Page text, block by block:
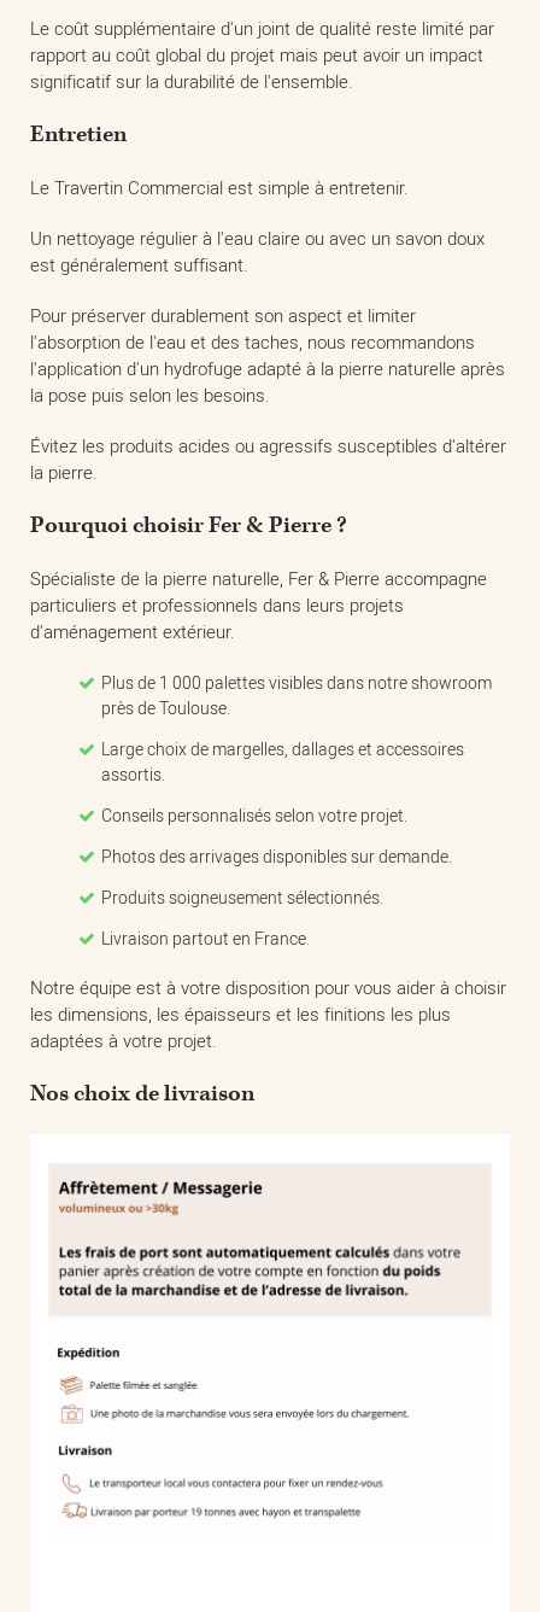
Le coût supplémentaire d'un joint de qualité reste limité par
rapport au coût global du projet mais peut avoir un impact
significatif sur la durabilité de l'ensemble.
Entretien
Le Travertin Commercial est simple à entretenir.
Un nettoyage régulier à l'eau claire ou avec un savon doux
est généralement suffisant.
Pour préserver durablement son aspect et limiter
l'absorption de l'eau et des taches, nous recommandons
l'application d'un hydrofuge adapté à la pierre naturelle après
la pose puis selon les besoins.
Évitez les produits acides ou agressifs susceptibles d'altérer
la pierre.
Pourquoi choisir Fer & Pierre ?
Spécialiste de la pierre naturelle, Fer & Pierre accompagne
particuliers et professionnels dans leurs projets
d'aménagement extérieur.
Plus de 1 000 palettes visibles dans notre showroom
près de Toulouse.
Large choix de margelles, dallages et accessoires
assortis.
Conseils personnalisés selon votre projet.
Photos des arrivages disponibles sur demande.
Produits soigneusement sélectionnés.
Livraison partout en France.
Notre équipe est à votre disposition pour vous aider à choisir
les dimensions, les épaisseurs et les finitions les plus
adaptées à votre projet.
Nos choix de livraison